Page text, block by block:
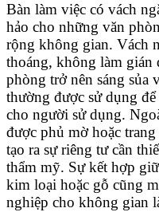
Bàn làm việc có vách
hảo cho những văn
rộng không gian. Vách
thoáng, không làm gián
phòng trở nên sáng
thường được sử dụng
cho người sử dụng.
được phủ mờ hoặc
tạo ra sự riêng tư cần
thẩm mỹ. Sự kết hợp
kim loại hoặc gỗ cũng
nghiệp cho không gian